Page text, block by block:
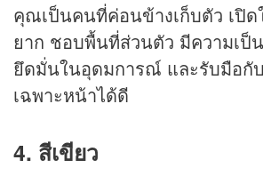
คุณเป็นคนที่ค่อนข้างเก็บตัว เปิ
ยาก ชอบพื้นที่ส่วนตัว มีความเป็
ยึดมั่นในอุดมการณ์ และรับมือกั
เฉพาะหน้าได้ดี
4. สีเขียว